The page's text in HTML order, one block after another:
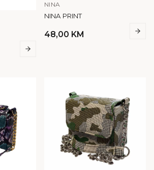
NINA
NINA PRINT
48,00 KM